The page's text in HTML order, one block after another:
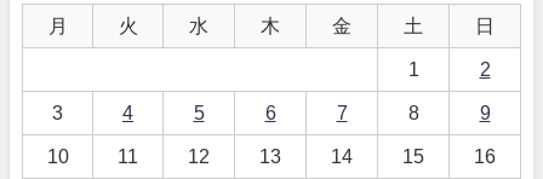
月 火 水 木 金 土 日
1 2
3 4 5 6 7 8 9
10 11 12 13 14 15 16